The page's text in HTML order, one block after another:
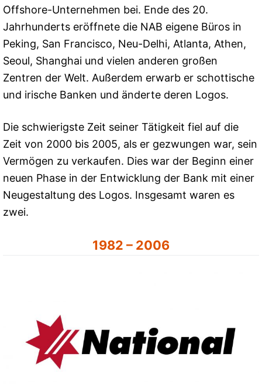
Offshore-Unternehmen bei. Ende des 20.
Jahrhunderts eröffnete die NAB eigene Büros in
Peking, San Francisco, Neu-Delhi, Atlanta, Athen,
Seoul, Shanghai und vielen anderen großen
Zentren der Welt. Außerdem erwarb er schottische
und irische Banken und änderte deren Logos.
Die schwierigste Zeit seiner Tätigkeit fiel auf die
Zeit von 2000 bis 2005, als er gezwungen war, sein
Vermögen zu verkaufen. Dies war der Beginn einer
neuen Phase in der Entwicklung der Bank mit einer
Neugestaltung des Logos. Insgesamt waren es
zwei.
1982 – 2006